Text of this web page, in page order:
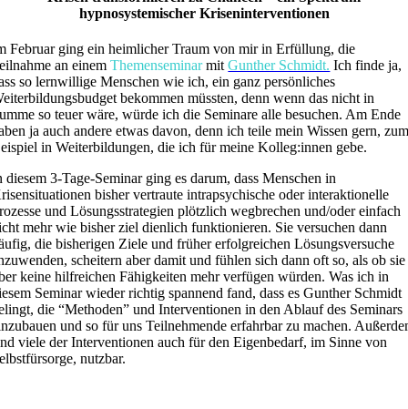
hypnosystemischer Kriseninterventionen
Februar ging ein heimlicher Traum von mir in Erfüllung, die
an einemThemenseminarmitGunther Schmidt. Ich finde ja,
so lernwillige Menschen wie ich, ein ganz persönliches
bekommen müssten, denn wenn das nicht in
so teuer wäre, würde ich die Seminare alle besuchen. Am Ende
ja auch andere etwas davon, denn ich teile mein Wissen gern,
in Weiterbildungen, die ich für meine Kolleg:innen gebe.
diesem 3-Tage-Seminar ging es darum, dass Menschen in
bisher vertraute intrapsychische oder interaktionelle
und Lösungsstrategien plötzlich wegbrechen und/oder einfach
mehr wie bisher ziel dienlich funktionieren. Sie versuchen dann
die bisherigen Ziele und früher erfolgreichen Lösungsversuche
scheitern aber damit und fühlen sich dann oft so, als ob sie
keine hilfreichen Fähigkeiten mehr verfügen würden. Was ich in
Seminar wieder richtig spannend fand, dass es Gunther Schmidt
die “Methoden” und Interventionen in den Ablauf des Seminars
und so für uns Teilnehmende erfahrbar zu machen.
viele der Interventionen auch für den Eigenbedarf, im Sinne von
nutzbar.